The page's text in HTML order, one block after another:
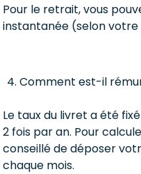
Pour le retrait, vous
instantanée (selon votre
Comment est-il
Le taux du livret a été
2 fois par an. Pour
conseillé de déposer
chaque mois.